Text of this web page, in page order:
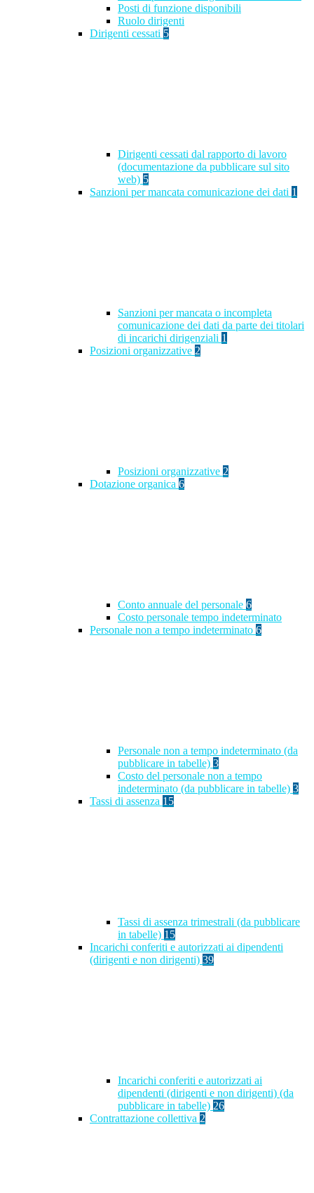
Posti di funzione disponibili
Ruolo dirigenti
Dirigenti cessati 5
Dirigenti cessati dal rapporto di lavoro
(documentazione da pubblicare sul sito
web) 5
Sanzioni per mancata comunicazione dei dati 1
Sanzioni per mancata o incompleta
comunicazione dei dati da parte dei titolari
di incarichi dirigenziali 1
Posizioni organizzative 2
Posizioni organizzative 2
Dotazione organica 6
Conto annuale del personale 6
Costo personale tempo indeterminato
Personale non a tempo indeterminato 6
Personale non a tempo indeterminato (da
pubblicare in tabelle) 3
Costo del personale non a tempo
indeterminato (da pubblicare in tabelle) 3
Tassi di assenza 15
Tassi di assenza trimestrali (da pubblicare
in tabelle) 15
Incarichi conferiti e autorizzati ai dipendenti
(dirigenti e non dirigenti) 39
Incarichi conferiti e autorizzati ai
dipendenti (dirigenti e non dirigenti) (da
pubblicare in tabelle) 26
Contrattazione collettiva 2